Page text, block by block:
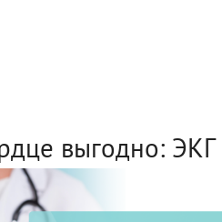
выгодно: